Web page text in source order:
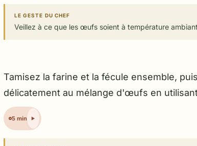
LE GESTE DU CHEF
Veillez à ce que les œufs soient à température
Tamisez la farine et la fécule ensemble,
délicatement au mélange d'œufs en
5 min